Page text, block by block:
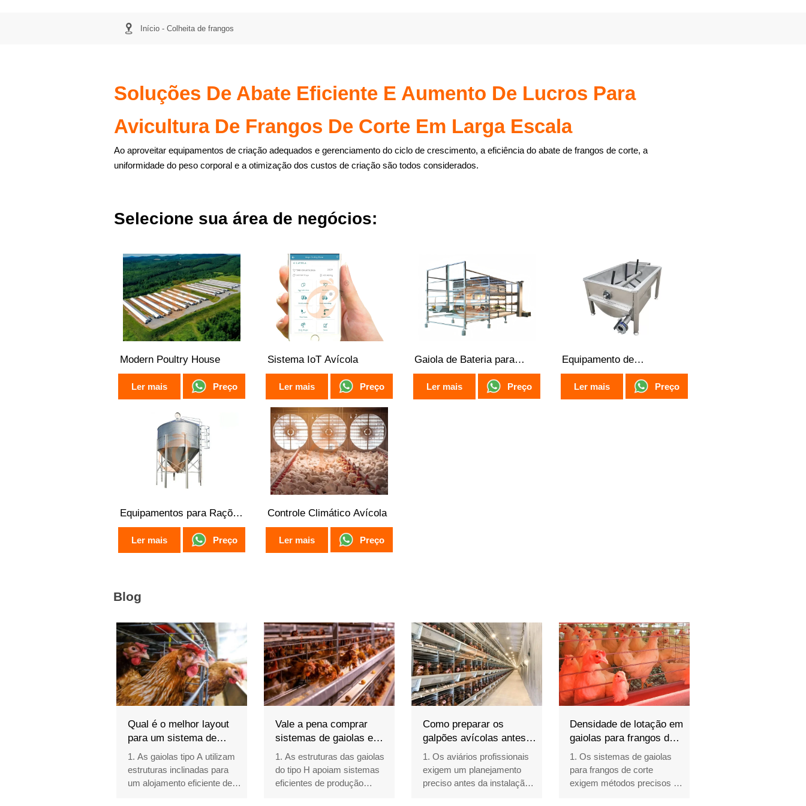
 Início- Colheita de frangos
Soluções De Abate Eficiente E Aumento De Lucros Para
Avicultura De Frangos De Corte Em Larga Escala
Ao aproveitar equipamentos de criação adequados e gerenciamento do ciclo de crescimento, a eficiência do abate de frangos de corte, a
uniformidade do peso corporal e a otimização dos custos de criação são todos considerados.
Selecione sua área de negócios:
Modern Poultry House
Ler mais Preço
Sistema IoT Avícola
Ler mais Preço
Gaiola de Bateria para
Frangos de Corte
Ler mais Preço
Equipamento de
Processamento de Frangos
de Corte
Ler mais Preço
Equipamentos para Rações
Aves
Ler mais Preço
Controle Climático Avícola
Ler mais Preço
Blog
Qual é o melhor layout
para um sistema de
gaiolas em bateria Tipo
A? 5 projetos com uso
otimizado do espaço
1. As gaiolas tipo A utilizam
estruturas inclinadas para
um alojamento eficiente de
Vale a pena comprar
sistemas de gaiolas em
bateria para galinhas do
tipo H com boa relação
custo-benefício?
1. As estruturas das gaiolas
do tipo H apoiam sistemas
eficientes de produção
Como preparar os
galpões avícolas antes
de instalar as gaiolas
para galinhas poedeiras |
6 etapas
1. Os aviários profissionais
exigem um planejamento
preciso antes da instalação
Densidade de lotação em
gaiolas para frangos de
corte | 5 regras para um
crescimento rápido e
saudável
1. Os sistemas de gaiolas
para frangos de corte
exigem métodos precisos de